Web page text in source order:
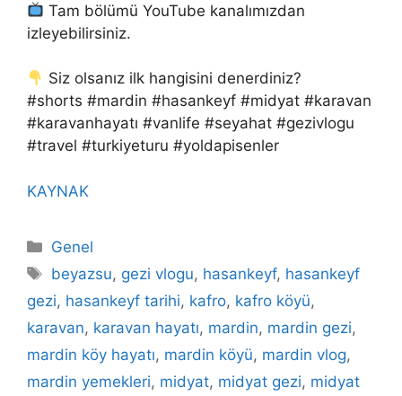
Tam bölümü YouTube kanalımızdan
izleyebilirsiniz.
Siz olsanız ilk hangisini denerdiniz?
#shorts #mardin #hasankeyf #midyat #karavan
#karavanhayatı #vanlife #seyahat #gezivlogu
#travel #turkiyeturu #yoldapisenler
KAYNAK
Kategoriler
Genel
Etiketler
beyazsu, gezi vlogu, hasankeyf, hasankeyf
gezi, hasankeyf tarihi, kafro, kafro köyü,
karavan, karavan hayatı, mardin, mardin gezi,
mardin köy hayatı, mardin köyü, mardin vlog,
mardin yemekleri, midyat, midyat gezi, midyat